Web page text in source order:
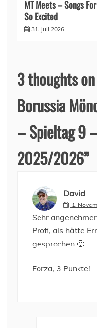
MT Meets – Songs
So Excited
31. Juli 2026
3 thoughts
Borussia
– Spieltag 9
2025/2026”
David
1.
Sehr
Profi, als hätte
gesprochen 🙂
Forza, 3 Punkte!